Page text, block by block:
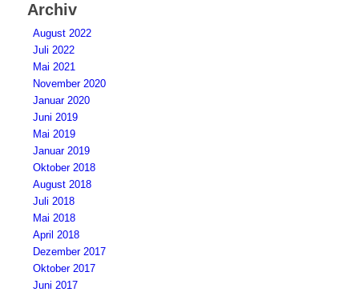
Archiv
August 2022
Juli 2022
Mai 2021
November 2020
Januar 2020
Juni 2019
Mai 2019
Januar 2019
Oktober 2018
August 2018
Juli 2018
Mai 2018
April 2018
Dezember 2017
Oktober 2017
Juni 2017